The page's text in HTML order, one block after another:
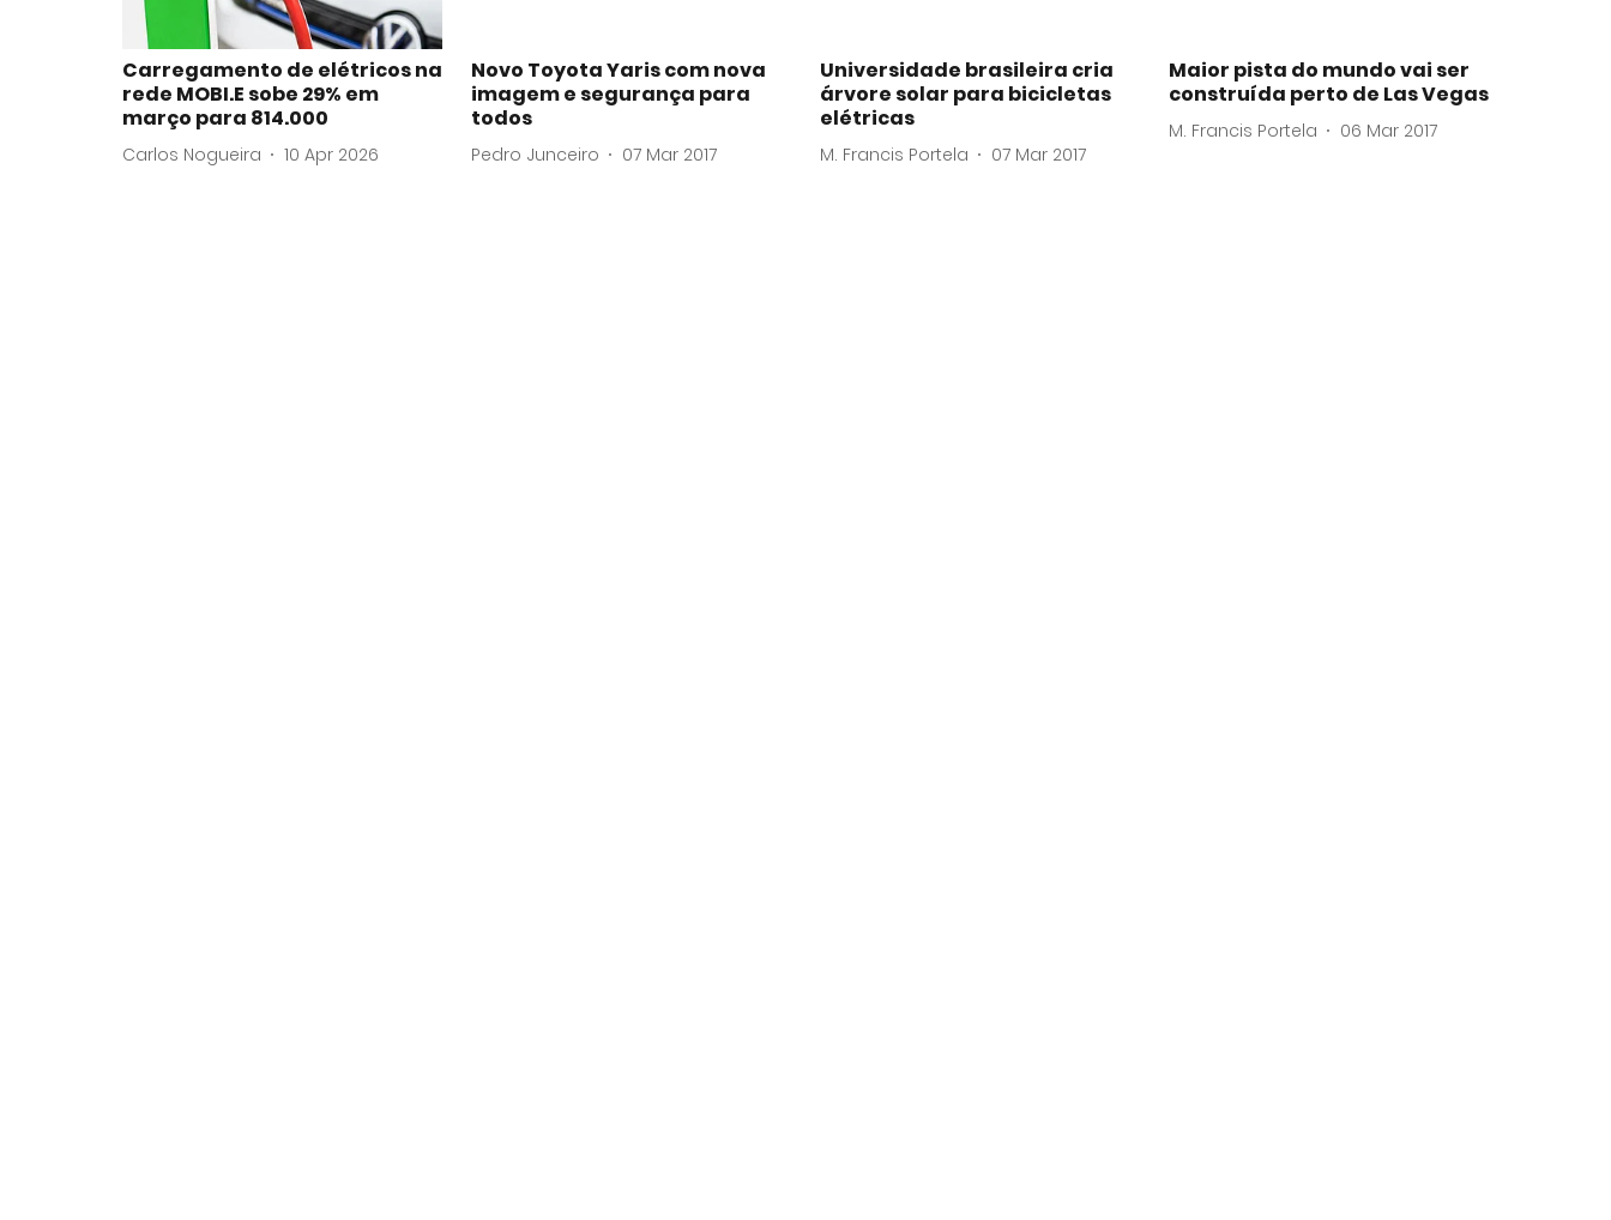
Carregamento de elétricos na
rede MOBI.E sobe 29% em
março para 814.000
Carlos Nogueira 10 Apr 2026
Novo Toyota Yaris com nova
imagem e segurança para
todos
Pedro Junceiro 07 Mar 2017
Universidade brasileira cria
árvore solar para bicicletas
elétricas
M. Francis Portela 07 Mar 2017
Maior pista do mundo vai ser
construída perto de Las Vegas
M. Francis Portela 06 Mar 2017